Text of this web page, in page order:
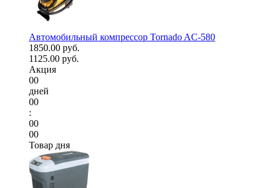
Автомобильный компрессор Tornado AC-580
1850.00 руб.
1125.00 руб.
Акция
00
дней
00
:
00
00
Товар дня